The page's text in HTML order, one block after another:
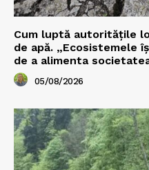
Cum luptă autoritățile
de apă. „Ecosistemele
de a alimenta
05/08/2026